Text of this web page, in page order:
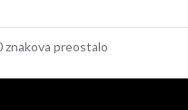
znakova preostalo